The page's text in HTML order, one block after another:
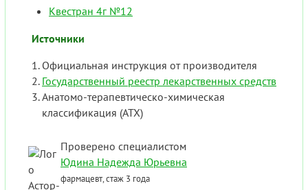
Квестран 4г №12
Источники
Официальная инструкция от производителя
Государственный реестр лекарственных средств
Анатомо-терапевтическо-химическая
классификация (ATX)
Проверено специалистом
Юдина Надежда Юрьевна
фармацевт, стаж 3 года